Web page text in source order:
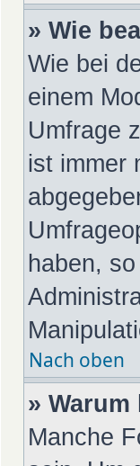
» Wie
Wie bei
einem
Umfrage
ist immer
haben,
Nach oben
»
Manche